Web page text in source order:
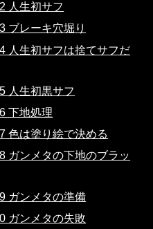
人生初サフ
ブレーキ穴堀り
人生初サフは捨てサフだ
人生初黒サフ
下地処理
色は塗り絵で決める
ガンメタの下地のブラッ
ガンメタの準備
ガンメタの失敗